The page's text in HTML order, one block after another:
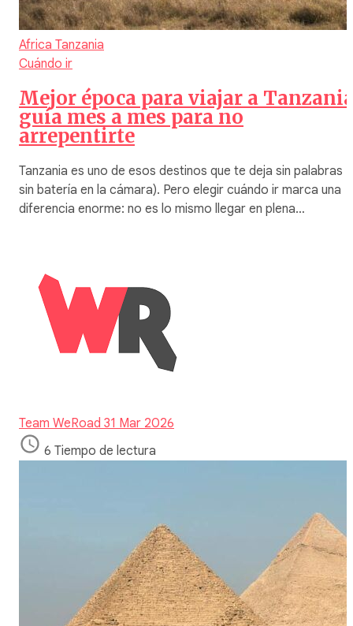
Africa Tanzania
Cuándo ir
Mejor época para viajar a
guía mes a mes para no
arrepentirte
Tanzania es uno de esos destinos que te deja sin palabras
sin batería en la cámara). Pero elegir cuándo ir marca una
diferencia enorme: no es lo mismo llegar en plena…
Team WeRoad 31 Mar 2026
6 Tiempo de lectura